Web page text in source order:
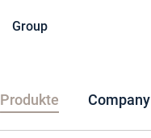
Group
Produkte Company